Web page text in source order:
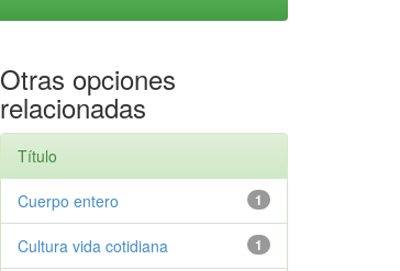
Otras opciones
relacionadas
Título
1
Cuerpo entero
1
Cultura vida cotidiana